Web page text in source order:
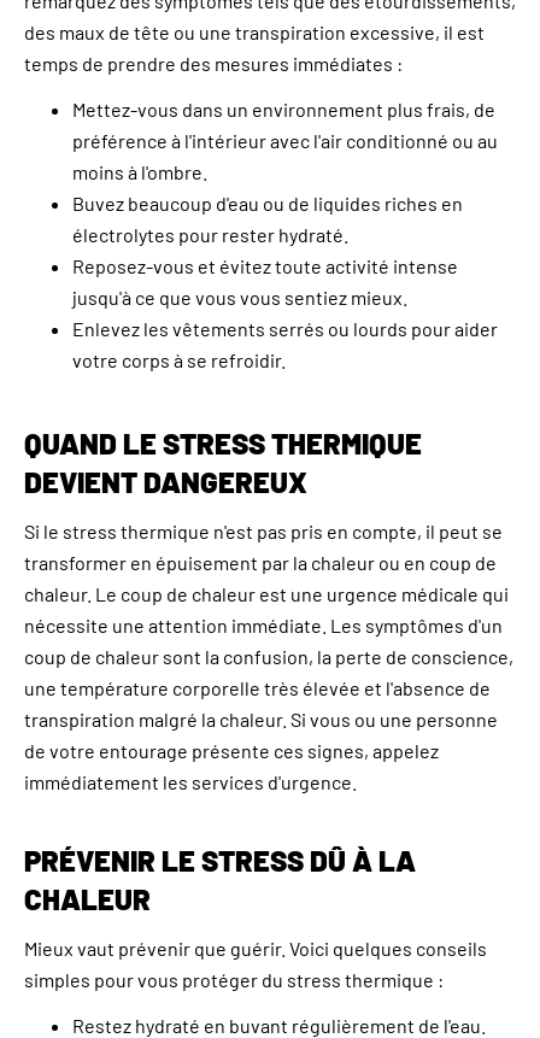
des maux de tête ou une transpiration excessive, il est
temps de prendre des mesures immédiates :
Mettez-vous dans un environnement plus frais, de
préférence à l'intérieur avec l'air conditionné ou au
moins à l'ombre.
Buvez beaucoup d'eau ou de liquides riches en
électrolytes pour rester hydraté.
Reposez-vous et évitez toute activité intense
jusqu'à ce que vous vous sentiez mieux.
Enlevez les vêtements serrés ou lourds pour aider
votre corps à se refroidir.
QUAND LE STRESS THERMIQUE
DEVIENT DANGEREUX
Si le stress thermique n'est pas pris en compte, il peut se
transformer en épuisement par la chaleur ou en coup de
chaleur. Le coup de chaleur est une urgence médicale qui
nécessite une attention immédiate. Les symptômes d'un
coup de chaleur sont la confusion, la perte de conscience,
une température corporelle très élevée et l'absence de
transpiration malgré la chaleur. Si vous ou une personne
de votre entourage présente ces signes, appelez
immédiatement les services d'urgence.
PRÉVENIR LE STRESS DÛ À LA
CHALEUR
Mieux vaut prévenir que guérir. Voici quelques conseils
simples pour vous protéger du stress thermique :
Restez hydraté en buvant régulièrement de l'eau.